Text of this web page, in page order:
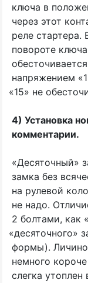
ключа в
через этот
реле стартера.
повороте
напряжением
«15» не
4) Установка
комментарии.
«Десяточный»
замка без
на рулевой
не надо.
2 болтами, как «
«десяточного»
формы).
немного
слегка